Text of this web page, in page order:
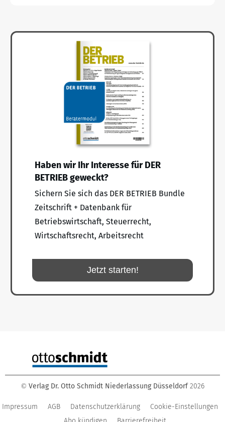
Haben wir Ihr Interesse für DER
BETRIEB geweckt?
Sichern Sie sich das DER BETRIEB Bundle
Zeitschrift + Datenbank für
Betriebswirtschaft, Steuerrecht,
Wirtschaftsrecht, Arbeitsrecht
Jetzt starten!
© Verlag Dr. Otto Schmidt Niederlassung Düsseldorf 2026
Impressum AGB Datenschutzerklärung
Cookie-Einstellungen